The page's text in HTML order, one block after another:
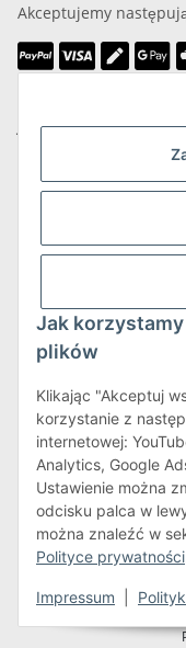
Jak
plików
Klikając "Akceptuj
korzystanie z
internetowej:
Analytics, Google
Ustawienie można
odcisku palca w
można znaleźć w
Polityce prywatności
Impressum
Akceptujemy
Jesteśmy członkiem
Więcej informacji o
Warunki korzystania